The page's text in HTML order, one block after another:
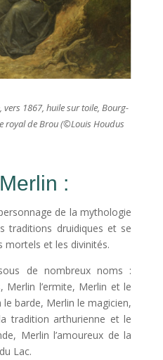
vers 1867, huile sur toile, Bourg-
royal de Brou (©Louis Houdus
:
de la mythologie
traditions druidiques et se
mortels et les divinités.
de nombreux noms :
l’ermite, Merlin et le
barde, Merlin le magicien,
tradition arthurienne et le
Merlin l’amoureux de la
Lac.